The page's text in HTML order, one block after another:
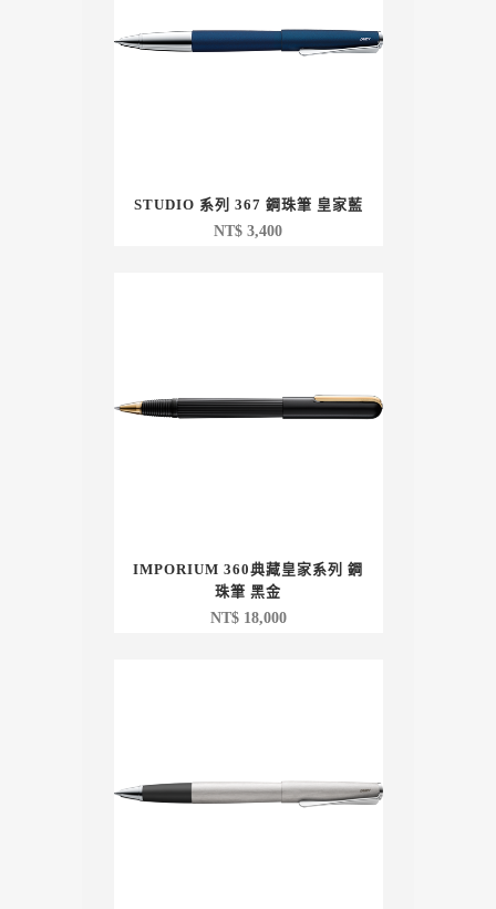
STUDIO 系列 367 鋼珠筆 皇家藍
NT$ 3,400
IMPORIUM 360典藏皇家系列 鋼
珠筆 黑金
NT$18,000